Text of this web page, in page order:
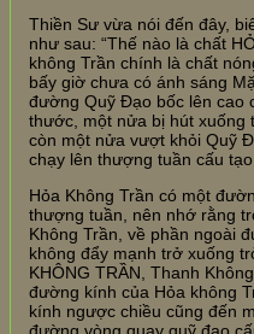
Thiền Sư vừa nói đến đây,
như sau: “Thế nào là chất
không Trần chính là chất
bấy giờ chưa có ánh sáng
đường Quỹ Đạo bốc lên cao
thước, một nửa bị hút xuống
còn một nửa vượt khỏi Quỹ
chạy lên thượng tuần cấu
Hỏa Không Trần có một
thượng tuần, nên nhớ rằng
Không Trần, về phần ngoài
không đẩy mạnh trở xuống
KHÔNG TRẦN, Thanh
đường kính của Hỏa không
kính ngược chiều cũng đến